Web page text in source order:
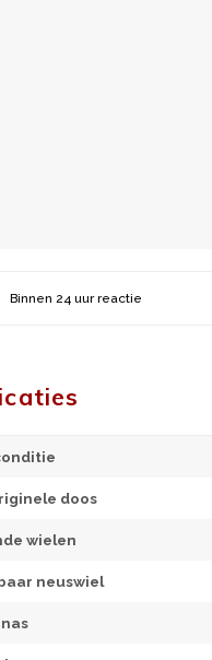
Binnen 24 uur reactie
doos
wielen
neuswiel